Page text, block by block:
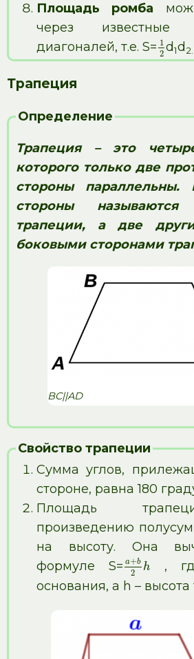
Площадь ромба
через
диагоналей, т.е. S= 1
2 d1d 2.
Трапеция
Определение
Трапеция – это
которого только две
стороны параллельны.
стороны называются
трапеции, а две
боковыми сторонами
BC||AD
Свойство трапеции
Сумма углов,
стороне, равна 180
Площадь
произведению
на высоту. Она
формуле S= a+b
2 h,
основания, а h –